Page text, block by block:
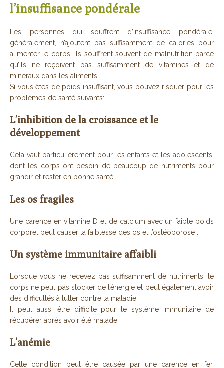
l’insuffisance pondérale
Les personnes qui souffrent d’insuffisance pondérale,
généralement, n’ajoutent pas suffisamment de calories pour
alimenter le corps. Ils souffrent souvent de malnutrition parce
qu’ils ne reçoivent pas suffisamment de vitamines et de
minéraux dans les aliments.
Si vous êtes de poids insuffisant, vous pouvez risquer pour les
problèmes de santé suivants:
L’inhibition de la croissance et le
développement
Cela vaut particulièrement pour les enfants et les adolescents,
dont les corps ont besoin de beaucoup de nutriments pour
grandir et rester en bonne santé.
Les os fragiles
Une carence en vitamine D et de calcium avec un faible poids
corporel peut causer la faiblesse des os et l’ostéoporose .
Un système immunitaire affaibli
Lorsque vous ne recevez pas suffisamment de nutriments, le
corps ne peut pas stocker de l’énergie et peut également avoir
des difficultés à lutter contre la maladie.
Il peut aussi être difficile pour le système immunitaire de
récupérer après avoir été malade.
L’anémie
Cette condition peut être causée par une carence en fer,